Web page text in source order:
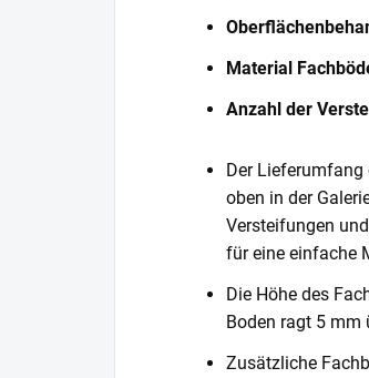
Material
Anzahl der
Der Lieferumfang
oben in der
Versteifungen
für eine einfache
Die Höhe des
Boden ragt 5 mm
Zusätzliche